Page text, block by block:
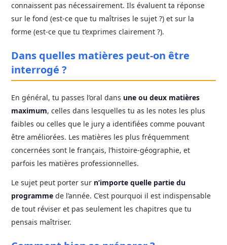
connaissent pas nécessairement. Ils évaluent ta réponse
sur le fond (est-ce que tu maîtrises le sujet ?) et sur la
forme (est-ce que tu t’exprimes clairement ?).
Dans quelles matières peut-on être
interrogé ?
En général, tu passes l’oral dans une ou deux matières
maximum, celles dans lesquelles tu as les notes les plus
faibles ou celles que le jury a identifiées comme pouvant
être améliorées. Les matières les plus fréquemment
concernées sont le français, l’histoire-géographie, et
parfois les matières professionnelles.
Le sujet peut porter sur n’importe quelle partie du
programme de l’année. C’est pourquoi il est indispensable
de tout réviser et pas seulement les chapitres que tu
pensais maîtriser.